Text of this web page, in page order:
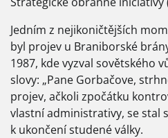
Jedním z nejikoničtějších
byl projev u Braniborské
1987, kde vyzval sovětského
slovy: „Pane Gorbačove,
projev, ačkoli zpočátku
vlastní administrativy, se stal
k ukončení studené války.